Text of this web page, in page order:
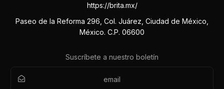
https://brita.mx/
Paseo de la Reforma 296, Col. Juárez, Ciudad de México,
México. C.P. 06600
Suscríbete a nuestro boletín